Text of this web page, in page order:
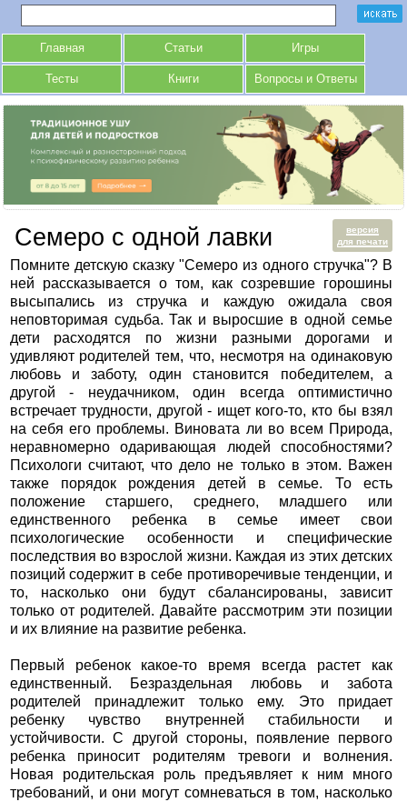
Главная Статьи Игры
Тесты Книги Вопросы и Ответы
версия
для печати
Семеро с одной лавки
Помните детскую сказку "Семеро из одного стручка"? В
ней рассказывается о том, как созревшие горошины
высыпались из стручка и каждую ожидала своя
неповторимая судьба. Так и выросшие в одной семье
дети расходятся по жизни разными дорогами и
удивляют родителей тем, что, несмотря на одинаковую
любовь и заботу, один становится победителем, а
другой - неудачником, один всегда оптимистично
встречает трудности, другой - ищет кого-то, кто бы взял
на себя его проблемы. Виновата ли во всем Природа,
неравномерно одаривающая людей способностями?
Психологи считают, что дело не только в этом. Важен
также порядок рождения детей в семье. То есть
положение старшего, среднего, младшего или
единственного ребенка в семье имеет свои
психологические особенности и специфические
последствия во взрослой жизни. Каждая из этих детских
позиций содержит в себе противоречивые тенденции, и
то, насколько они будут сбалансированы, зависит
только от родителей. Давайте рассмотрим эти позиции
и их влияние на развитие ребенка.
Первый ребенок какое-то время всегда растет как
единственный. Безраздельная любовь и забота
родителей принадлежит только ему. Это придает
ребенку чувство внутренней стабильности и
устойчивости. С другой стороны, появление первого
ребенка приносит родителям тревоги и волнения.
Новая родительская роль предъявляет к ним много
требований, и они могут сомневаться в том, насколько